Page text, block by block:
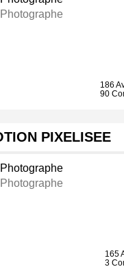
Photographe
186
90
PIXELISEE
Photographe
Photographe
165
3